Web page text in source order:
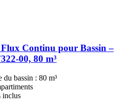
Continu pour Bassin –
​00, 80 m³
du bassin : 80 m³
inclus